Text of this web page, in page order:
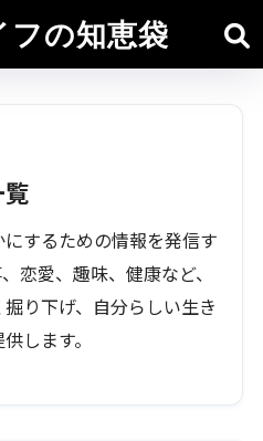
フの知恵袋
するための情報を発信す
恋愛、趣味、健康など、
り下げ、自分らしい生き
します。